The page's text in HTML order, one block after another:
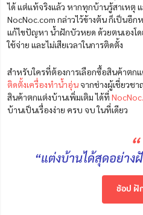
ได้ แต่แท้จริงแล้ว หากทุกบ้านรู้สาเห
NocNoc.com กล่าวไว้ข้างต้น ก็เป็นอี
แก้ไขปัญหา น้ำฝักบัวหยด ด้วยตนเองโ
ใช้จ่าย และไม่เสียเวลาในการติดตั้ง
สำหรับใครที่ต้องการเลือกซื้อสินค้าต
ติดตั้งเครื่องทำน้ำอุ่น จากช่างผู้เชี่ยวชา
สินค้าตกแต่งบ้านเพิ่มเติม ได้ที่
บ้านเป็นเรื่องง่าย ครบ จบ ในที่เดียว
“
“แต่งบ้านได้สุดอย่าง
ช้อป ฝั